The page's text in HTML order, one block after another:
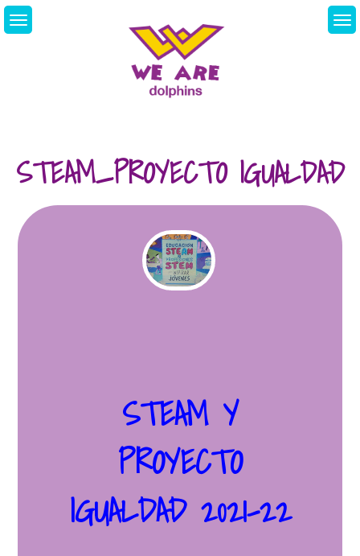
Skip
to
STEAM_PROYECTO IGUALDAD
2021-22
STEAM Y
PROYECTO
IGUALDAD 2021-22